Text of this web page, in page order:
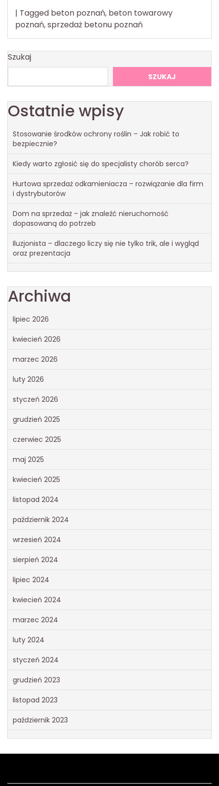
| Tagged beton poznań, beton towarowy
poznań,sprzedaż betonu poznań
Szukaj
SZUKAJ
Ostatnie wpisy
Stosowanie środków ochrony roślin – Jak robić to
bezpiecznie?
Kiedy warto zgłosić się do specjalisty chorób serca?
Hurtowa sprzedaż odkamieniacza – rozwiązanie dla firm
i dystrybutorów
Dom na sprzedaż – jak znaleźć nieruchomość
dopasowaną do potrzeb
Iluzjonista – dlaczego liczy się nie tylko trik, ale i wygląd
oraz prezentacja
Archiwa
lipiec 2026
kwiecień 2026
marzec 2026
luty 2026
styczeń 2026
grudzień 2025
czerwiec 2025
maj 2025
kwiecień 2025
listopad 2024
październik 2024
wrzesień 2024
sierpień 2024
lipiec 2024
kwiecień 2024
marzec 2024
luty 2024
styczeń 2024
grudzień 2023
listopad 2023
październik 2023